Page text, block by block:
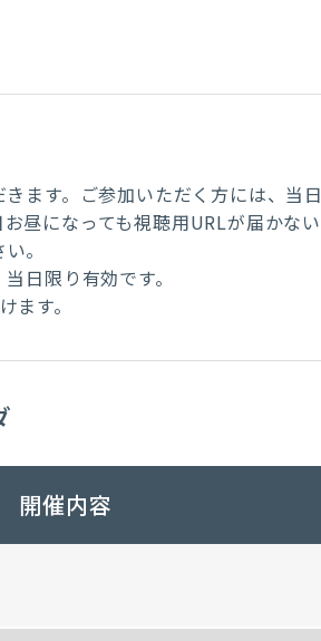
ます。ご参加いただく方には、当
昼になっても視聴用URLが届かない
。
日限り有効です。
ます。
開催内容